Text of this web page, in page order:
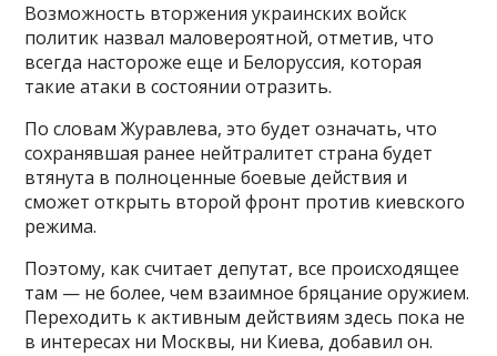
Возможность вторжения украинских войск
политик назвал маловероятной, отметив, что
всегда настороже еще и Белоруссия, которая
такие атаки в состоянии отразить.
По словам Журавлева, это будет означать, что
сохранявшая ранее нейтралитет страна будет
втянута в полноценные боевые действия и
сможет открыть второй фронт против киевского
режима.
Поэтому, как считает депутат, все происходящее
там — не более, чем взаимное бряцание оружием.
Переходить к активным действиям здесь пока не
в интересах ни Москвы, ни Киева, добавил он.